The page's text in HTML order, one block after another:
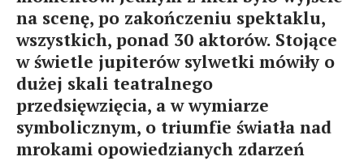
na scenę, po zakończeniu spektaklu,
wszystkich, ponad 30 aktorów. Stojące
w świetle jupiterów sylwetki mówiły o
dużej skali teatralnego
przedsięwzięcia, a w wymiarze
symbolicznym, o triumfie światła nad
mrokami opowiedzianych zdarzeń